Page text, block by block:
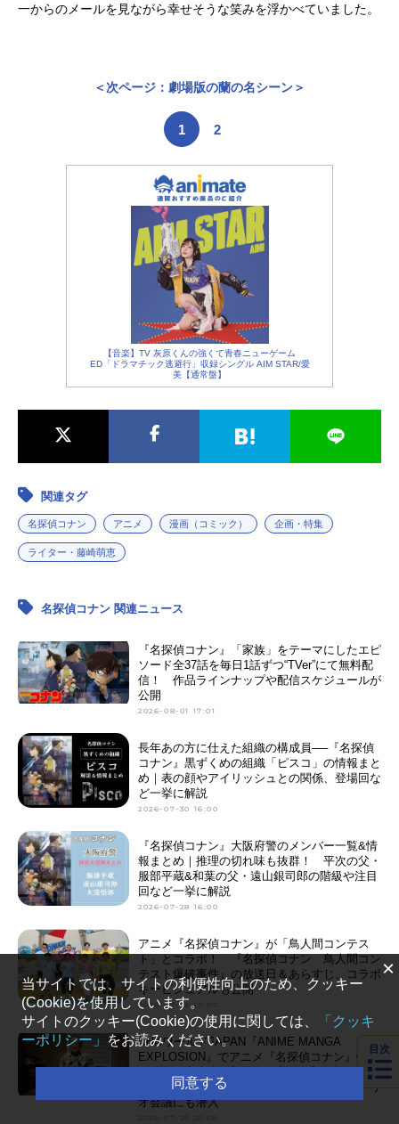
一からのメールを見ながら幸せそうな笑みを浮かべていました。
＜次ページ：劇場版の蘭の名シーン＞
1 2
【音楽】TV 灰原くんの強くて青春ニューゲーム
ED「ドラマチック逃避行」収録シングル AIM STAR/愛
美【通常盤】
関連タグ
名探偵コナン アニメ 漫画（コミック） 企画・特集
ライター・藤崎萌恵
名探偵コナン 関連ニュース
『名探偵コナン』「家族」をテーマにしたエピ
ソード全37話を毎日1話ずつ“TVer”にて無料配
信！ 作品ラインナップや配信スケジュールが
公開
2026-08-01 17:01
長年あの方に仕えた組織の構成員──『名探偵
コナン』黒ずくめの組織「ピスコ」の情報まと
め｜表の顔やアイリッシュとの関係、登場回な
ど一挙に解説
2026-07-30 16:00
『名探偵コナン』大阪府警のメンバー一覧&情
報まとめ｜推理の切れ味も抜群！ 平次の父・
服部平蔵&和葉の父・遠山銀司郎の階級や注目
回など一挙に解説
2026-07-28 16:00
アニメ『名探偵コナン』が「鳥人間コンテス
ト」とコラボ！ 『名探偵コナン 鳥人間コン
テスト爆破事件』の放送日＆あらすじ、コラボ
キービジュアルも公開
2026-07-26 19:00
NHKワールドJAPAN『ANIME MANGA
EXPLOSION』でアニメ『名探偵コナン』特集
を放送、山本泰一郎監督が制作秘話を語る！
アニメオリジナルエピソードが生まれるシナリ
オ会議にも潜入
目次
×
当サイトでは、サイトの利便性向上のため、クッキー
(Cookie)を使用しています。
サイトのクッキー(Cookie)の使用に関しては、
「クッキ
ーポリシー」
をお読みください。
同意する